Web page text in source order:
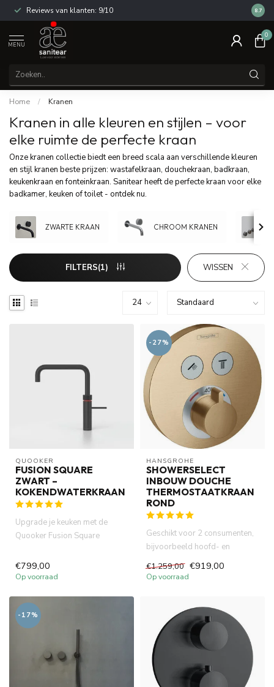
Reviews van klanten: 9/10 14
8.7
MENU
0
Home / Kranen
Kranen in alle kleuren en stijlen – voor
elke ruimte de perfecte kraan
Onze kranen collectie biedt een breed scala aan verschillende kleuren
en stijl kranen beste prijzen: wastafelkraan, douchekraan, badkraan,
keukenkraan en fonteinkraan. Sanitear heeft de perfecte kraan voor elke
badkamer, keuken of toilet - ontdek nu.
ZWARTE KRAAN CHROOM KRANEN
FILTERS(1) WISSEN
QUOOKER
FUSION SQUARE
ZWART –
KOKENDWATERKRAAN
Upgrade je keuken met de
Quooker Fusion Square
designkr...
€799,00
Op voorraad
-27%
HANSGROHE
SHOWERSELECT
INBOUW DOUCHE
THERMOSTAATKRAAN
ROND
Geschikt voor 2 consumenten,
bijvoorbeeld hoofd- en
€1.259,00 €919,00
Op voorraad
-17%